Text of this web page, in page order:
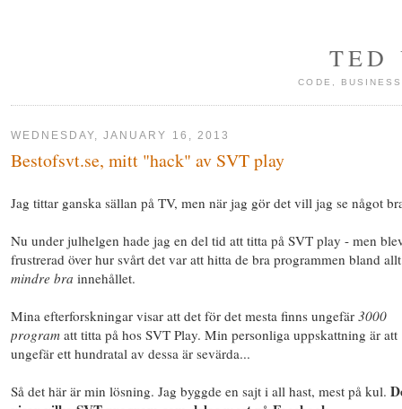
TED
CODE,
WEDNESDAY, JANUARY 16, 2013
Bestofsvt.se, mitt "hack" av SVT play
Jag tittar ganska sällan på TV, men när jag gör det vill jag se något
Nu under julhelgen hade jag en del tid att titta på SVT play - men
frustrerad över hur svårt det var att hitta de bra programmen bland
mindre bra innehållet.
Mina efterforskningar visar att det för det mesta finns ungefär 3000
program att titta på hos SVT Play. Min personliga uppskattning är att
ungefär ett hundratal av dessa är sevärda...
Så det här är min lösning. Jag byggde en sajt i all hast, mest på kul.